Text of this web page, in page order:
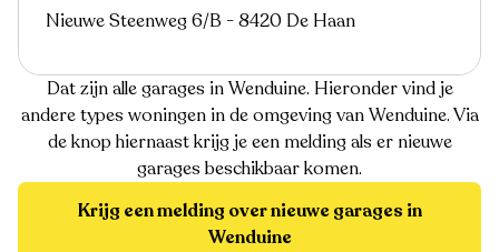
Nieuwe Steenweg 6/B - 8420 De Haan
Dat zijn alle garages in Wenduine. Hieronder vind je
andere types woningen in de omgeving van Wenduine. Via
de knop hiernaast krijg je een melding als er nieuwe
garages beschikbaar komen.
Krijg een melding over nieuwe garages in
Wenduine